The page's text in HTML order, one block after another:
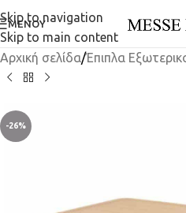
Skip to navigation
Skip to main content
ΜΕΝΟΎ
Αρχική σελίδα/Έπιπλα
-26%